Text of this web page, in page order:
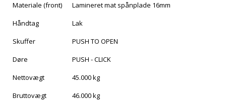
Materiale (front)
Lamineret mat spånplade 16mm
Håndtag
Lak
Skuffer
PUSH TO OPEN
Døre
PUSH - CLICK
Nettovægt
45.000 kg
Bruttovægt
46.000 kg